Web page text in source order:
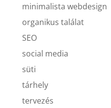
minimalista webdesign
organikus találat
SEO
social media
süti
tárhely
tervezés